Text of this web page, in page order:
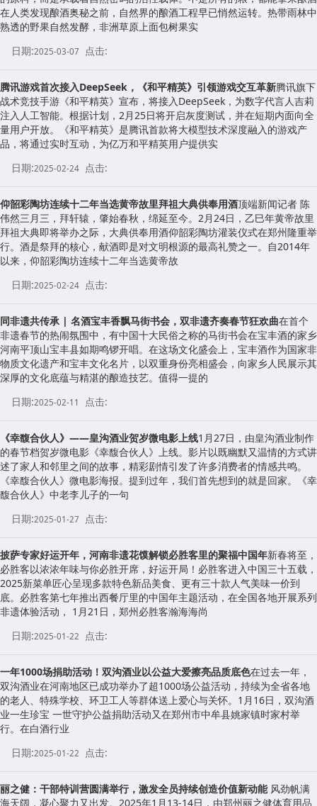
在人类发现酿酒奥秘之前，自然界的酿酒工程早已悄然运转。热带雨林中
熟透的野果自然发酵，非洲草原上面包树果实
日期:2025-03-07 点击:
腾讯游戏首次接入DeepSeek，《和平精英》引领游戏交互革新腾讯旗下
战术竞技手游《和平精英》宣布，将接入DeepSeek，为数字代言人吉莉
注入人工智能。根据计划，2月25日将开启灰度测试，并在短期内面向全
量用户开放。《和平精英》是腾讯首款将大模型技术深度融入的游戏产
品，将通过实时互动，为亿万和平精英用户提供实
日期:2025-02-24 点击:
仰韶彩陶坊连续十二年当选黄帝故里拜祖大典供奉用酒顶端新闻记者 陈
伟然三月三，拜轩辕，肇始春秋，绵延至今。2月24日，乙巳年黄帝故里
拜祖大典即将举办之际，大典供奉用酒仰韶彩陶坊灌装仪式在郑州隆重举
行。酒是祭拜的核心，献酒即是对文明根源的最高礼赞之一。自2014年
以来，仰韶彩陶坊连续十二年当选黄帝故
日期:2025-02-24 点击:
同非遗共传承 | 名酒宝丰香飘马街书会，双非遗齐奏春节狂欢曲在首个
非遗春节的热闹氛围中，有中国十大民俗之称的马街书会在宝丰酒的家乡
河南平顶山宝丰县如期鸣锣开唱。在这场文化盛会上，宝丰酒作为国家非
物质文化遗产和宝丰文化名片，以双重身份亮相盛会，向家乡人民展示其
深厚的文化底蕴与精湛的酿造技艺。值得一提的
日期:2025-02-11 点击:
《幸馥合伙人》——皇沟酒业贺岁微电影上线1月27日，由皇沟酒业制作
的春节档贺岁微电影《幸馥合伙人》上线。影片以既幽默又温情的方式讲
述了家人和邻里之间的故事，精彩剧情引发了许多消费者的情感共鸣。
《幸馥合伙人》微电影海报。提到过年，我们首先想到的就是回家。《幸
馥合伙人》中老李儿子的一句
日期:2025-01-27 点击:
披萨专家好运开年，河南非遗花馍解锁必胜客里的聚福中国年新春将至，
必胜客以浓浓年味与你必胜开席，好运开局！必胜客进入中国三十五载，
2025新菜单匠心呈现多款特色新品美食、更有三十款人气美味一价到
底。必胜客第七年推出西餐厅里的中国年主题活动，在全国各地开展系列
非遗体验活动， 1月21日，郑州必胜客瀚海海尚
日期:2025-01-22 点击:
一年1000场捐助活动！双沟酒业以公益大爱擦亮品质底色在过去一年，
双沟酒业在河南地区已成功举办了超1000场公益活动，持续为全省各地
的老人、特殊学校、环卫工人等群体送上爱心与关怀。1月16日，双沟酒
业一生珍宝 一世守护公益捐助活动又在郑州市中牟县姚家镇时家村举
行。在白酒行业
日期:2025-01-22 点击:
丽之健：干部特训营圆满举行，激发全员持续创造价值新动能 风劲帆满
海天阔，凝心聚力又出发。2025年1月13-14日，由郑州丽之健体育用品